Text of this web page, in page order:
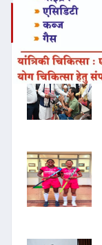
ताज़ा समाचार